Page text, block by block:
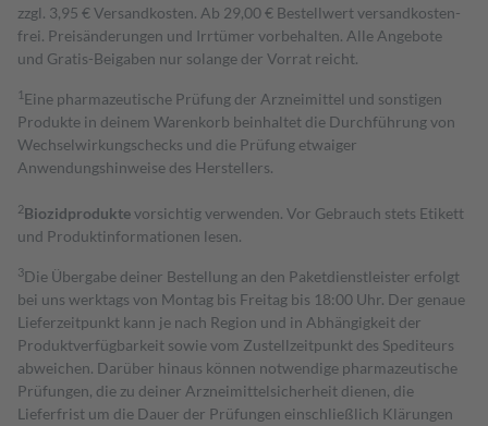
zzgl. 3,95 € Versandkosten. Ab 29,00 € Bestell­wert versand­kosten­
frei. Preisänderungen und Irrtümer vorbehalten. Alle Angebote
und Gratis-Beigaben nur solange der Vorrat reicht.
1 Eine pharmazeutische Prüfung der Arzneimittel und sonstigen
Produkte in deinem Warenkorb beinhaltet die Durchführung von
Wechselwirkungschecks und die Prüfung etwaiger
Anwendungshinweise des Herstellers.
2Biozidproduktevorsichtig verwenden. Vor Gebrauch stets Etikett
und Produktinformationen lesen.
3Die Übergabe deiner Bestellung an den Paketdienstleister erfolgt
bei uns werktags von Montag bis Freitag bis 18:00 Uhr. Der genaue
Lieferzeitpunkt kann je nach Region und in Abhängigkeit der
Produktverfügbarkeit sowie vom Zustellzeitpunkt des Spediteurs
abweichen. Darüber hinaus können notwendige pharmazeutische
Prüfungen, die zu deiner Arzneimittelsicherheit dienen, die
Lieferfrist um die Dauer der Prüfungen einschließlich Klärungen